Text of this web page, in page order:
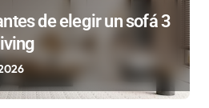
de elegir un sofá 3